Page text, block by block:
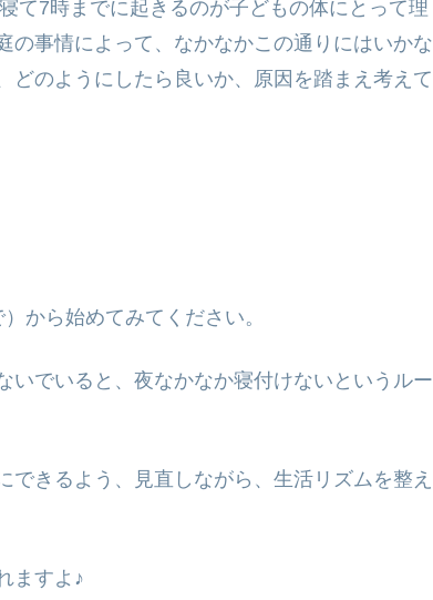
て7時までに起きるのが子どもの体にとって理
の事情によって、なかなかこの通りにはいかな
どのようにしたら良いか、原因を踏まえ考えて
から始めてみてください。
いでいると、夜なかなか寝付けないというルー
きるよう、見直しながら、生活リズムを整え
れますよ♪